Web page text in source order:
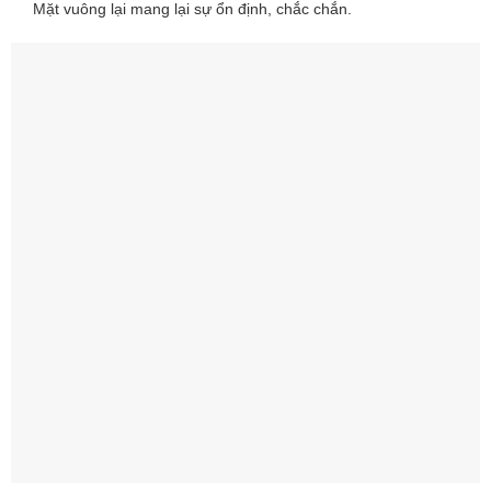
Mặt vuông lại mang lại sự ổn định, chắc chắn.